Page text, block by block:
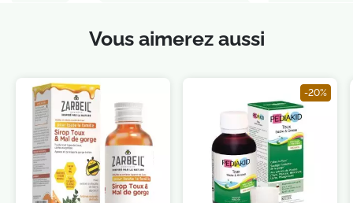
Vous aimerez aussi
-20%